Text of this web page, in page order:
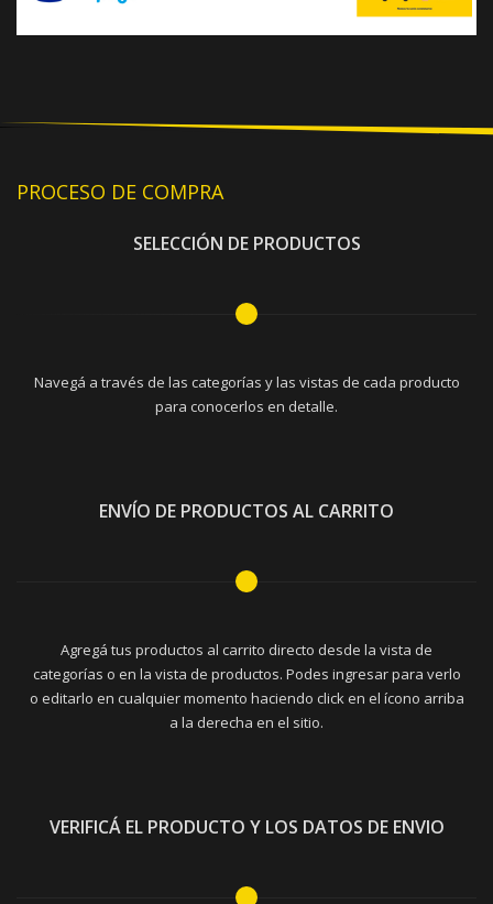
PROCESO DE COMPRA
SELECCIÓN DE PRODUCTOS
Navegá a través de las categorías y las vistas de cada producto
para conocerlos en detalle.
ENVÍO DE PRODUCTOS AL CARRITO
Agregá tus productos al carrito directo desde la vista de
categorías o en la vista de productos. Podes ingresar para verlo
o editarlo en cualquier momento haciendo click en el ícono arriba
a la derecha en el sitio.
VERIFICÁ EL PRODUCTO Y LOS DATOS DE ENVIO